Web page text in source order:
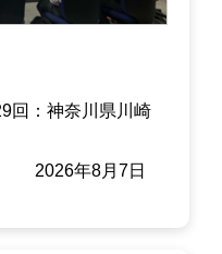
回：神奈川県川崎
2026年8月7日